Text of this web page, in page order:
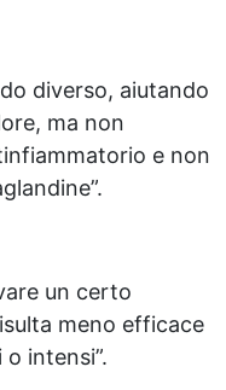
diverso, aiutando
ma non
e non
un certo
meno efficace
intensi”.